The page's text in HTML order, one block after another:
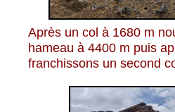
Après un col à 1680 m
hameau à 4400 m puis
franchissons un second